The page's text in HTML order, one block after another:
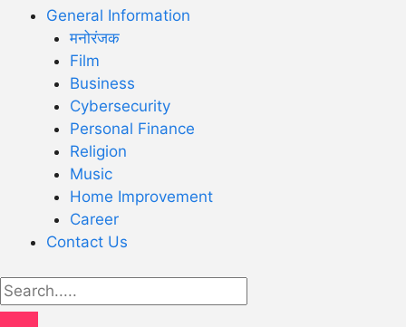
General Information
मनोरंजक
Film
Business
Cybersecurity
Personal Finance
Religion
Music
Home Improvement
Career
Contact Us